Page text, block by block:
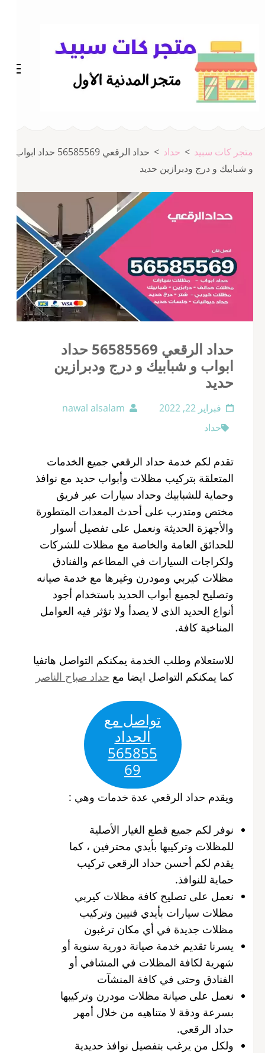
المحتوى
(اضغط
Enter)
متجر كات سبيد > حداد >
حداد الرقعي 56585569 حداد ابواب
و شبابيك و درج ودبرازين حديد
حداد الرقعي 56585569 حداد
ابواب و شبابيك و درج ودبرازين
حديد
فبراير 22, 2022
nawal alsalam
حداد
تقدم لكم خدمة حداد الرقعي جميع الخدمات
المتعلقة بتركيب مظلات وأبواب حديد مع نوافذ
وحماية للشبابيك وحداد سيارات عبر فريق
مختص ومتدرب على أحدث المعدات المتطورة
والأجهزة الحديثة ونعمل على تفصيل أسوار
للحدائق العامة والخاصة مع مظلات للشركات
ولكراجات السيارات في المطاعم والفنادق
مظلات كيربي ومودرن وغيرها مع خدمة صيانه
وتصليح لجميع أبواب الحديد باستخدام أجود
أنواع الحديد الذي لا يصدأ ولا تؤثر فيه العوامل
المناخية كافة.
للاستعلام وطلب الخدمة يمكنكم التواصل هاتفيا
كما يمكنكم التواصل ايضا مع حداد صباح الناصر
تواصل مع
الحداد
565855
69
ويقدم حداد الرقعي عدة خدمات وهي :
نوفر لكم جميع قطع الغيار الأصلية
للمظلات وتركيبها بأيدي محترفين ، كما
يقدم لكم أحسن حداد الرقعي تركيب
حماية للنوافذ.
نعمل على تصليح كافة مظلات كيربي
مظلات سيارات بأيدي فنيين وتركيب
مظلات جديدة في أي مكان ترغبون
يسرنا تقديم خدمة صيانة دورية سنوية أو
شهرية لكافة المظلات في المشافي أو
الفنادق وحتى في كافة المنشآت
نعمل على صيانة مظلات مودرن وتركيبها
بسرعة ودقة لا متناهيه من خلال أمهر
حداد الرقعي.
ولكل من يرغب بتفصيل نوافذ حديدية